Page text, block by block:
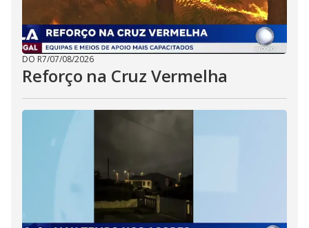
DO R7/07/08/2026
Reforço na Cruz Vermelha